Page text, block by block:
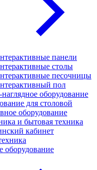
панели
столы
песочницы
пол
оборудование
для столовой
оборудование
и бытовая техника
кабинет
оборудование